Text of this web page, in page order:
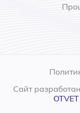
Сайт
OTVET